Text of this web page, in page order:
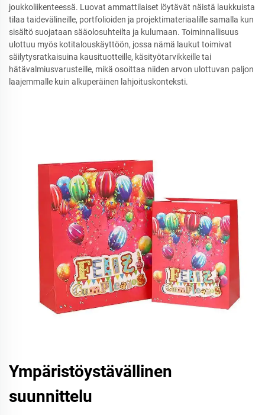
joukkoliikenteessä. Luovat ammattilaiset löytävät näistä laukkuista
tilaa taidevälineille, portfolioiden ja projektimateriaalille samalla kun
sisältö suojataan sääolosuhteilta ja kulumaan. Toiminnallisuus
ulottuu myös kotitalouskäyttöön, jossa nämä laukut toimivat
säilytysratkaisuina kausituotteille, käsityötarvikkeille tai
hätävalmiusvarusteille, mikä osoittaa niiden arvon ulottuvan paljon
laajemmalle kuin alkuperäinen lahjoituskonteksti.
Ympäristöystävällinen
suunnittelu